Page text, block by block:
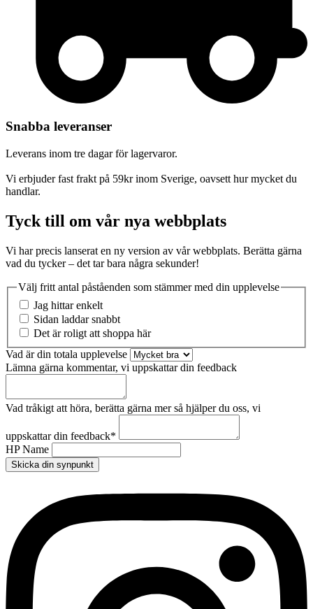
Snabba leveranser
Leverans inom tre dagar för lagervaror.
Vi erbjuder fast frakt på 59kr inom Sverige, oavsett hur mycket du
handlar.
Tyck till om vår nya webbplats
Vi har precis lanserat en ny version av vår webbplats. Berätta gärna
vad du tycker – det tar bara några sekunder!
Välj fritt antal påståenden som stämmer med din upplevelse
Jag hittar enkelt
Sidan laddar snabbt
Det är roligt att shoppa här
Vad är din totala upplevelse
Lämna gärna kommentar, vi uppskattar din feedback
Vad tråkigt att höra, berätta gärna mer så hjälper du oss, vi
uppskattar din feedback*
HP Name
Skicka din synpunkt